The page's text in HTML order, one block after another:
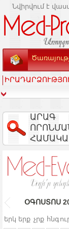
Նվիրվում է
ԱՐԱԳ
ՕԳՈՍՏՈՍ
երկ երք չրք հնգ